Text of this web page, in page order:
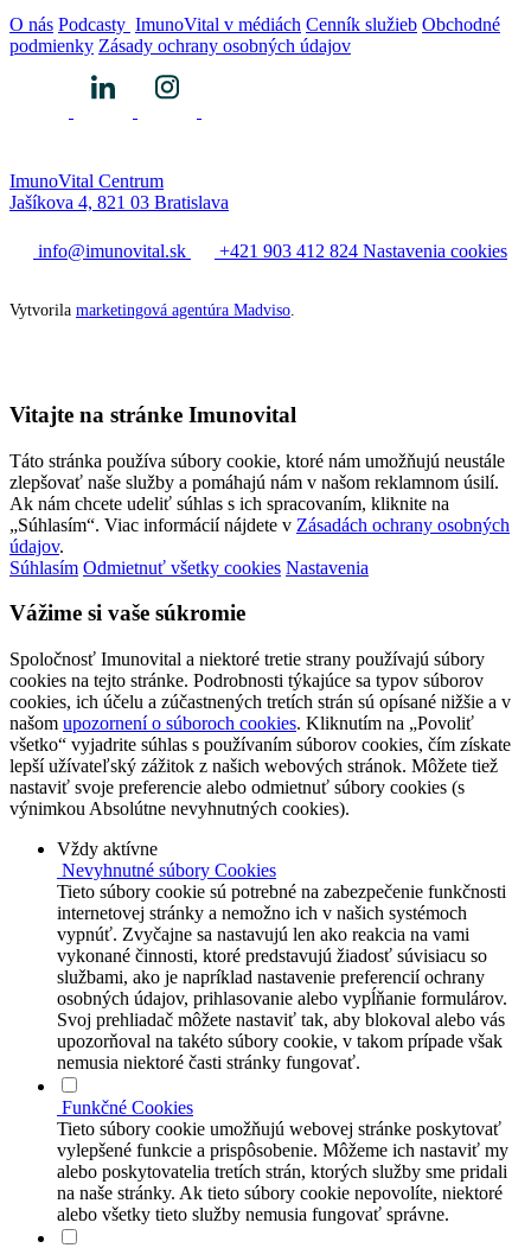
O nás Podcasty ImunoVital v médiách Cenník služieb Obchodné
podmienky Zásady ochrany osobných údajov
ImunoVital Centrum
Jašíkova 4, 821 03 Bratislava
info@imunovital.sk +421 903 412 824 Nastavenia cookies
Vytvorila marketingová agentúra Madviso.
Vitajte na stránke Imunovital
Táto stránka používa súbory cookie, ktoré nám umožňujú neustále
zlepšovať naše služby a pomáhajú nám v našom reklamnom úsilí.
Ak nám chcete udeliť súhlas s ich spracovaním, kliknite na
„Súhlasím“. Viac informácií nájdete v Zásadách ochrany osobných
údajov.
Súhlasím Odmietnuť všetky cookies Nastavenia
Vážime si vaše súkromie
Spoločnosť Imunovital a niektoré tretie strany používajú súbory
cookies na tejto stránke. Podrobnosti týkajúce sa typov súborov
cookies, ich účelu a zúčastnených tretích strán sú opísané nižšie a v
našom upozornení o súboroch cookies. Kliknutím na „Povoliť
všetko“ vyjadrite súhlas s používaním súborov cookies, čím získate
lepší užívateľský zážitok z našich webových stránok. Môžete tiež
nastaviť svoje preferencie alebo odmietnuť súbory cookies (s
výnimkou Absolútne nevyhnutných cookies).
Vždy aktívne
Nevyhnutné súbory Cookies
Tieto súbory cookie sú potrebné na zabezpečenie funkčnosti
internetovej stránky a nemožno ich v našich systémoch
vypnúť. Zvyčajne sa nastavujú len ako reakcia na vami
vykonané činnosti, ktoré predstavujú žiadosť súvisiacu so
službami, ako je napríklad nastavenie preferencií ochrany
osobných údajov, prihlasovanie alebo vypĺňanie formulárov.
Svoj prehliadač môžete nastaviť tak, aby blokoval alebo vás
upozorňoval na takéto súbory cookie, v takom prípade však
nemusia niektoré časti stránky fungovať.
Funkčné Cookies
Tieto súbory cookie umožňujú webovej stránke poskytovať
vylepšené funkcie a prispôsobenie. Môžeme ich nastaviť my
alebo poskytovatelia tretích strán, ktorých služby sme pridali
na naše stránky. Ak tieto súbory cookie nepovolíte, niektoré
alebo všetky tieto služby nemusia fungovať správne.